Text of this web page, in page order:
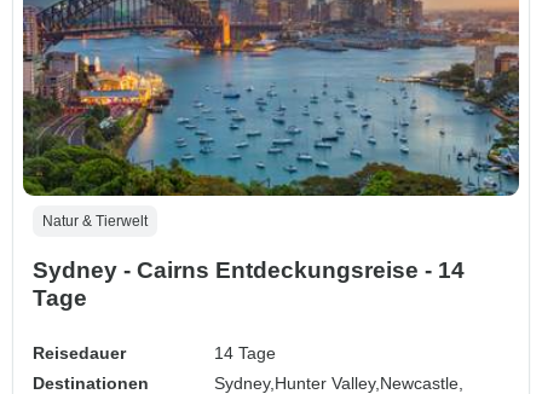
Natur & Tierwelt
Sydney - Cairns Entdeckungsreise - 14
Tage
Reisedauer
14 Tage
Destinationen
Sydney, Hunter Valley, Newcastle,